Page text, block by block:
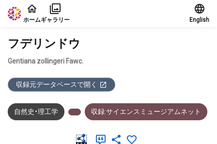
本文に飛ぶ
ホームギャラリー English
フデリンドウ
Gentiana zollingeri Fawc.
収録元データベースで開く
自然史・理工学 収録:サイエンスミュージアムネット